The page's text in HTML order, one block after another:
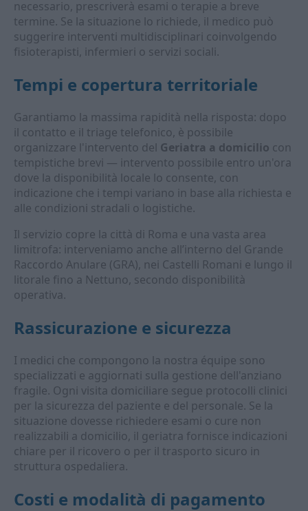
necessario, prescriverà esami o terapie a breve
termine. Se la situazione lo richiede, il medico può
suggerire interventi multidisciplinari coinvolgendo
fisioterapisti, infermieri o servizi sociali.
Tempi e copertura territoriale
Garantiamo la massima rapidità nella risposta: dopo
il contatto e il triage telefonico, è possibile
organizzare l'intervento del Geriatra a domicilio con
tempistiche brevi — intervento possibile entro un'ora
dove la disponibilità locale lo consente, con
indicazione che i tempi variano in base alla richiesta e
alle condizioni stradali o logistiche.
Il servizio copre la città di Roma e una vasta area
limitrofa: interveniamo anche all’interno del Grande
Raccordo Anulare (GRA), nei Castelli Romani e lungo il
litorale fino a Nettuno, secondo disponibilità
operativa.
Rassicurazione e sicurezza
I medici che compongono la nostra équipe sono
specializzati e aggiornati sulla gestione dell'anziano
fragile. Ogni visita domiciliare segue protocolli clinici
per la sicurezza del paziente e del personale. Se la
situazione dovesse richiedere esami o cure non
realizzabili a domicilio, il geriatra fornisce indicazioni
chiare per il ricovero o per il trasporto sicuro in
struttura ospedaliera.
Costi e modalità di pagamento